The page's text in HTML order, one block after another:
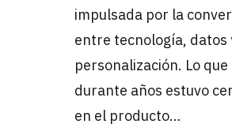
impulsada por la
entre tecnología, datos
personalización. Lo que
durante años estuvo
en el producto…